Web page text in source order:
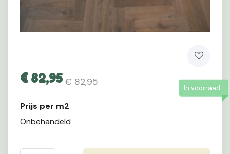
€ 82,95€ 82,95
In voorraad
Prijs per m2
Onbehandeld